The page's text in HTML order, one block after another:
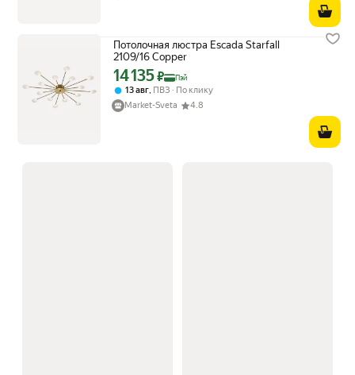
Потолочная люстра Escada Starfall
2109/16 Copper
Цена с картой Яндекс Пэй 14135 ₽ вместо
14 135₽ Пэй
13 авг, ПВЗ
По клику
Market-Sveta
4.8